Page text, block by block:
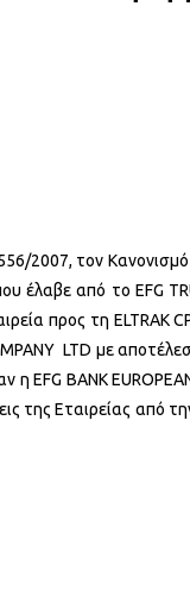
2007, τον
έλαβε από το EFG
προς τη ELTRAK
LTD με
BANK EUROPEΑN
της Εταιρείας από